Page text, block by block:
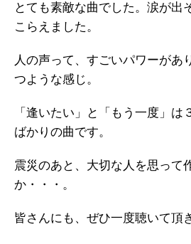
とても素敵な曲でした。涙が出
こらえました。
人の声って、すごいパワーがあ
つような感じ。
「逢いたい」と「もう一度」は
ばかりの曲です。
震災のあと、大切な人を思って
か・・・。
皆さんにも、ぜひ一度聴いて頂